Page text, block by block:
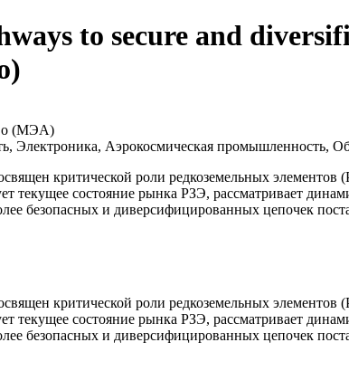
to secure and
(МЭА)
Электроника, Аэрокосмическая промышленность,
критической роли редкоземельных элементов
текущее состояние рынка РЗЭ, рассматривает
безопасных и диверсифицированных цепочек
критической роли редкоземельных элементов
текущее состояние рынка РЗЭ, рассматривает
безопасных и диверсифицированных цепочек